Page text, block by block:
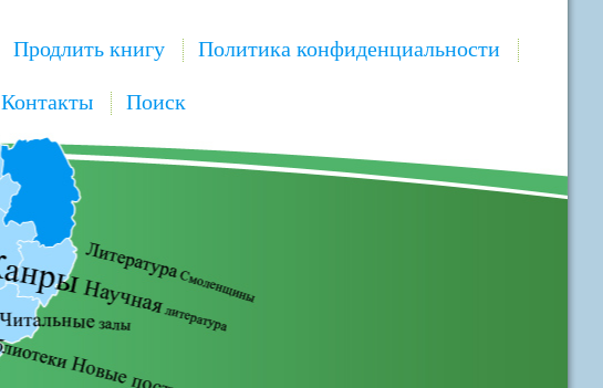
Продлить книгу Политика конфиденциальности
Контакты Поиск